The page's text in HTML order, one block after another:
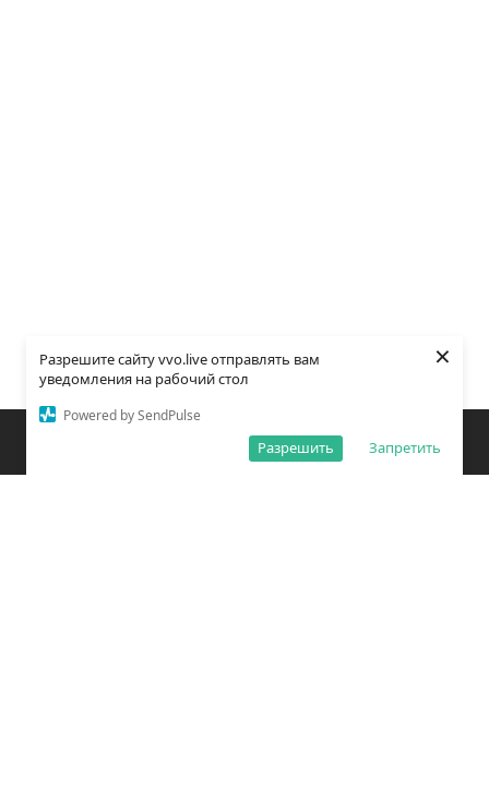
Разрешите сайту vvo.live отправлять вам
уведомления на рабочий стол
Powered by SendPulse
Запретить
Разрешить
×
Закладки Поиск Открыть меню